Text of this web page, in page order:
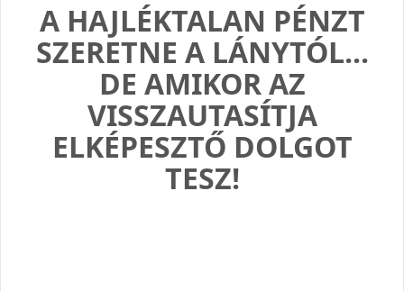
A HAJLÉKTALAN PÉNZT
SZERETNE A LÁNYTÓL...
DE AMIKOR AZ
VISSZAUTASÍTJA
ELKÉPESZTŐ DOLGOT
TESZ!